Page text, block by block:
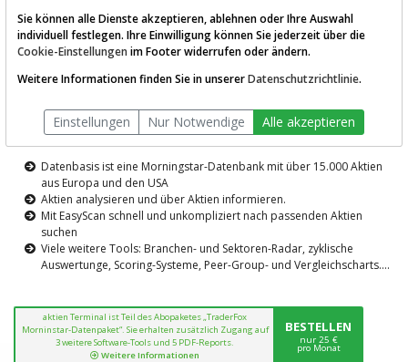
AKTIEN-TERMINAL
Die Aktienanalyse-Plattform von
TraderFox
Datenbasis ist eine Morningstar-Datenbank mit über 15.000 Aktien
aus Europa und den USA
Aktien analysieren und über Aktien informieren.
Mit EasyScan schnell und unkompliziert nach passenden Aktien
suchen
Viele weitere Tools: Branchen- und Sektoren-Radar, zyklische
Auswertunge, Scoring-Systeme, Peer-Group- und Vergleichscharts....
aktien Terminal ist Teil des Abopaketes „TraderFox
Morninstar-Datenpaket“. Sie erhalten zusätzlich Zugang auf
3 weitere Software-Tools und 5 PDF-Reports.
Weitere Informationen
BESTELLEN
nur 25 €
pro Monat
Sie können alle Dienste akzeptieren, ablehnen oder Ihre Auswahl
individuell festlegen. Ihre Einwilligung können Sie jederzeit über die
Cookie-Einstellungen im Footer widerrufen oder ändern.
Weitere Informationen finden Sie in unsererDatenschutzrichtlinie.
Einstellungen Nur Notwendige Alle akzeptieren